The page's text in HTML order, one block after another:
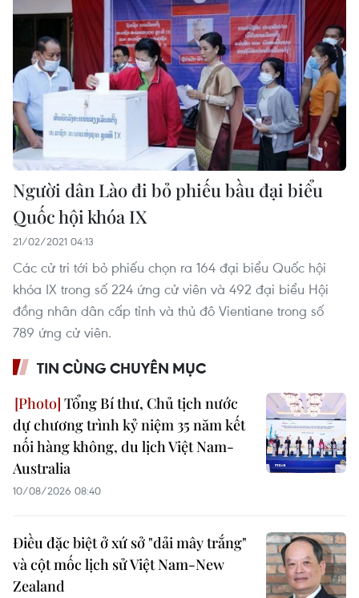
Người dân Lào đi bỏ phiếu bầu đại biểu
Quốc hội khóa IX
21/02/2021 04:13
Các cử tri tới bỏ phiếu chọn ra 164 đại biểu Quốc hội
khóa IX trong số 224 ứng cử viên và 492 đại biểu Hội
đồng nhân dân cấp tỉnh và thủ đô Vientiane trong số
789 ứng cử viên.
TIN CÙNG CHUYÊN MỤC
Tổng Bí thư, Chủ tịch nước
dự chương trình kỷ niệm 35 năm kết
nối hàng không, du lịch Việt Nam-
Australia
10/08/2026 08:40
Điều đặc biệt ở xứ sở "dải mây trắng"
và cột mốc lịch sử Việt Nam-New
Zealand